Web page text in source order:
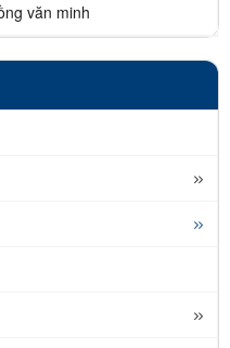
văn minh